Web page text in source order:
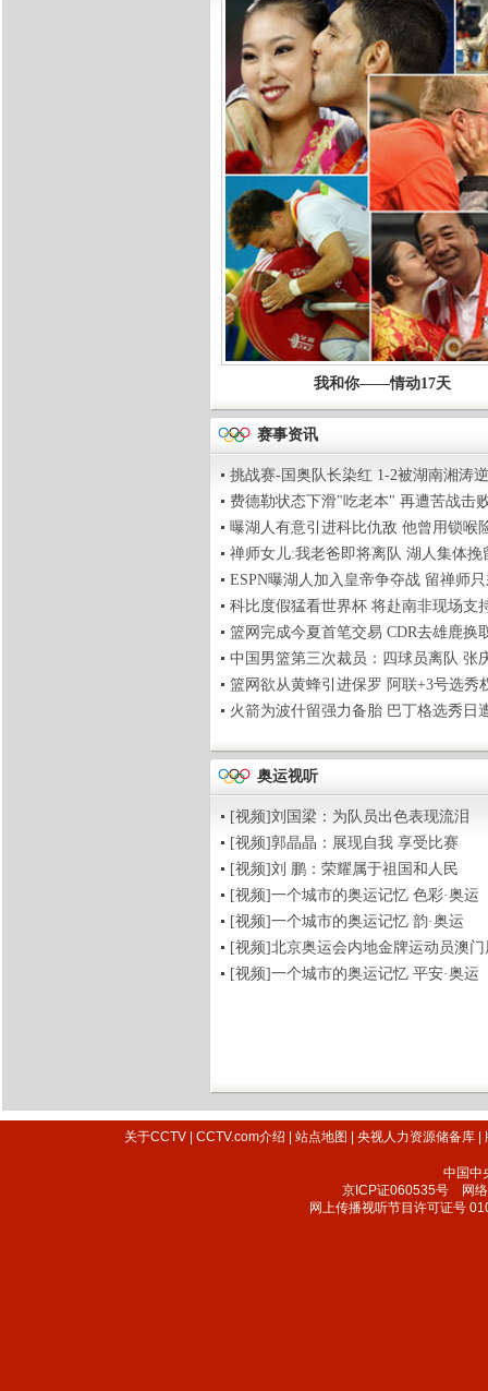
我和你——情动17天
赛事资讯
挑战赛-国奥队长染红 1-2被湖南湘涛
费德勒状态下滑"吃老本" 再遭苦战击
曝湖人有意引进科比仇敌 他曾用锁喉
禅师女儿:我老爸即将离队 湖人集体挽
ESPN曝湖人加入皇帝争夺战 留禅师
科比度假猛看世界杯 将赴南非现场支
篮网完成今夏首笔交易 CDR去雄鹿换
中国男篮第三次裁员：四球员离队 张
篮网欲从黄蜂引进保罗 阿联+3号选秀
火箭为波什留强力备胎 巴丁格选秀日
奥运视听
[视频]刘国梁：为队员出色表现流泪
[视频]郭晶晶：展现自我 享受比赛
[视频]刘 鹏：荣耀属于祖国和人民
[视频]一个城市的奥运记忆 色彩·奥运
[视频]一个城市的奥运记忆 韵·奥运
[视频]北京奥运会内地金牌运动员澳
[视频]一个城市的奥运记忆 平安·奥运
关于CCTV |CCTV.com介绍 |站点地图 |央视人力资源储备库 |
中国中
京ICP证060535号 网络
网上传播视听节目许可证号